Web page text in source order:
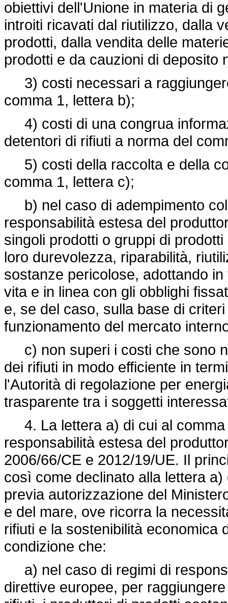
obiettivi dell'Unione in materia di
introiti ricavati dal riutilizzo, dalla
prodotti, dalla vendita delle
prodotti e da cauzioni di deposito
3) costi necessari a
comma 1, lettera b);
4) costi di una congrua
detentori di rifiuti a norma del
5) costi della raccolta e della
comma 1, lettera c);
b) nel caso di adempimento
responsabilità estesa del
singoli prodotti o gruppi di
loro durevolezza, riparabilità,
sostanze pericolose, adottando
vita e in linea con gli obblighi
e, se del caso, sulla base di
funzionamento del mercato
c) non superi i costi che sono
dei rifiuti in modo efficiente in
l'Autorità di regolazione per
trasparente tra i soggetti
4. La lettera a) di cui al comma
responsabilità estesa del
2006/66/CE e 2012/19/UE. Il
così come declinato alla lettera
previa autorizzazione del
e del mare, ove ricorra la
rifiuti e la sostenibilità economica
condizione che:
a) nel caso di regimi di
direttive europee, per